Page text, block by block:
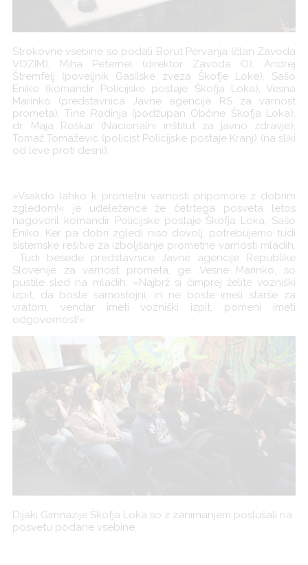
Strokovne vsebine so podali Borut Pervanja (član Zavoda
VOZIM), Miha Peternel (direktor Zavoda O), Andrej
Štremfelj (poveljnik Gasilske zveza Škofje Loke), Sašo
Eniko (komandir Policijske postaje Škofja Loka), Vesna
Marinko (predstavnica Javne agencije RS za varnost
prometa), Tine Radinja (podžupan Občine Škofja Loka),
dr. Maja Roškar (Nacionalni inštitut za javno zdravje),
Tomaž Tomaževic (policist Policijske postaje Kranj) (na sliki
od leve proti desni).
»Vsakdo lahko k prometni varnosti pripomore z dobrim
zgledom!« je udeležence že četrtega posveta letos
nagovoril komandir Policijske postaje Škofja Loka, Sašo
Eniko. Ker pa dobri zgledi niso dovolj, potrebujemo tudi
sistemske rešitve za izboljšanje prometne varnosti mladih.
Tudi besede predstavnice Javne agencije Republike
Slovenije za varnost prometa, ge. Vesne Marinko, so
pustile sled na mladih: »Najbrž si čimprej želite vozniški
izpit, da boste samostojni, in ne boste imeli starše za
vratom, vendar imeti vozniški izpit, pomeni imeti
odgovornost!«
Dijaki Gimnazije Škofja Loka so z zanimanjem poslušali na
posvetu podane vsebine.